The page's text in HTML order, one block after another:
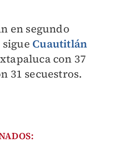
en segundo
Cuautitlán
con 37
31 secuestros.